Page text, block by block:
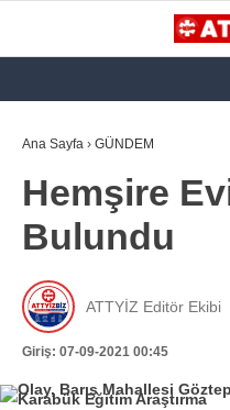
KATEGORİLER
GÜNDEM
KPSS
ATT
PARAMEDİK (AABT)
Ana Sayfa › GÜNDEM
Hemşire
Bulundu
ATTYİZ Editör Ekibi
Giriş: 07-09-2021 00:45